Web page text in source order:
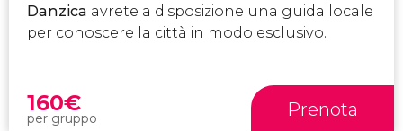
Danzica avrete a disposizione una guida locale
per conoscere la città in modo esclusivo.
160€
per gruppo Prenota